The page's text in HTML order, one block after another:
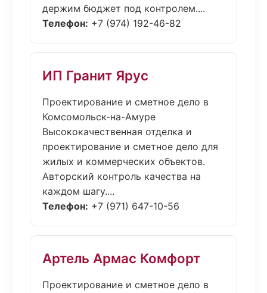
держим бюджет под контролем....
Телефон: +7 (974) 192-46-82
ИП Гранит Ярус
Проектирование и сметное дело в
Комсомольск-на-Амуре
Высококачественная отделка и
проектирование и сметное дело для
жилых и коммерческих объектов.
Авторский контроль качества на
каждом шагу....
Телефон: +7 (971) 647-10-56
Артель Армас Комфорт
Проектирование и сметное дело в